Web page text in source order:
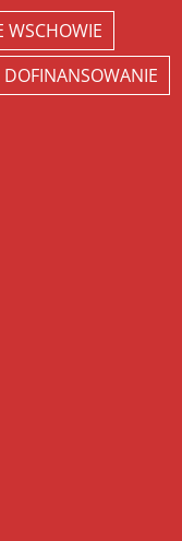
WSCHOWIE
DOFINANSOWANIE